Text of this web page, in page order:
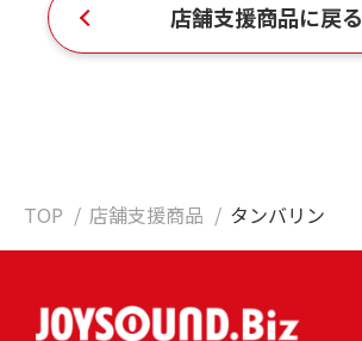
店舗支援商品に戻る
TOP 店舗支援商品 タンバリン